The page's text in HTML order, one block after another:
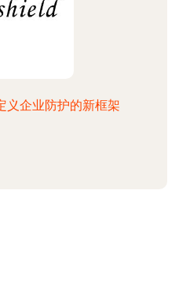
义企业防护的新框架